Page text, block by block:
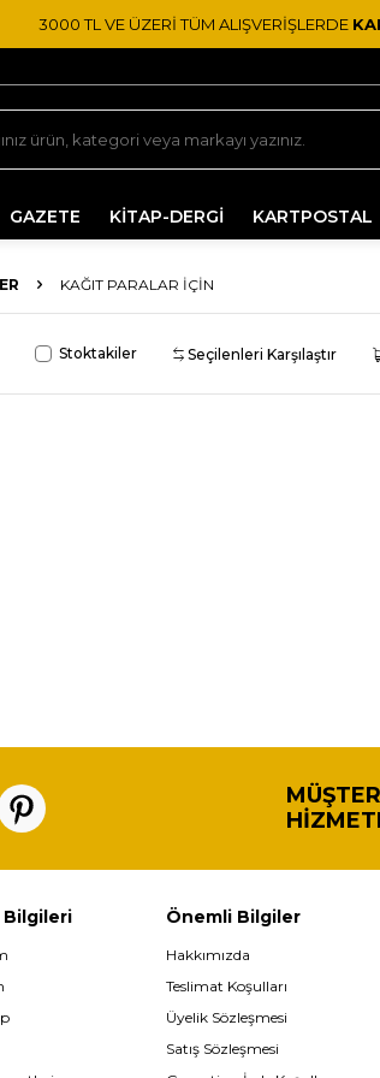
3000 TL VE ÜZERİ TÜM ALIŞVERİŞLERDE
GAZETE KİTAP-DERGİ KARTPOSTAL
KAĞIT PARALAR İÇIN
Stoktakiler Seçilenleri Karşılaştır
Bilgileri Önemli Bilgiler
Hakkımızda
Teslimat Koşulları
Üyelik Sözleşmesi
Satış Sözleşmesi